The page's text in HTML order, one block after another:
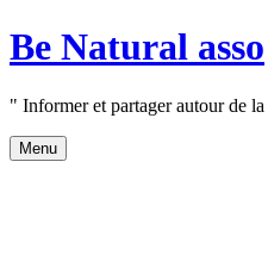
Aller
au
Be Natural asso
" Informer et partager autour de
Menu